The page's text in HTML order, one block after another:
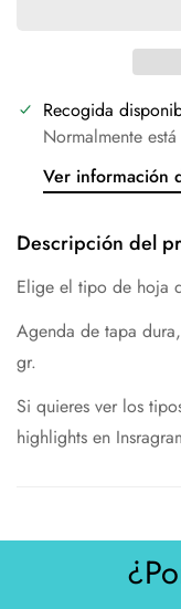
Recogida
Normalmente
Ver información
Descripción del
Elige el tipo de hoja
Agenda de tapa
gr.
Si quieres ver los
highlights en